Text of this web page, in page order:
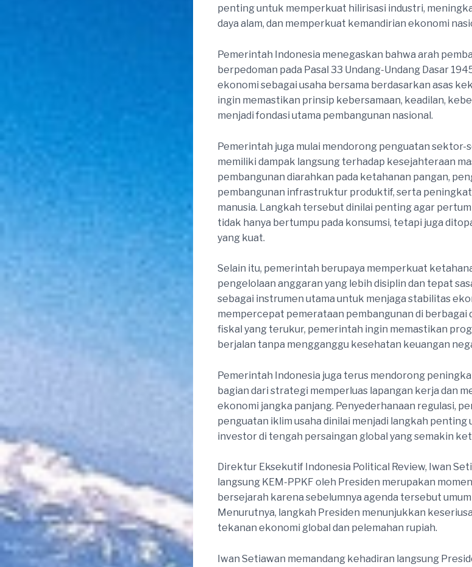
penting untuk memperkuat hilirisasi industri,
daya alam, dan memperkuat kemandirian ekonomi
Pemerintah Indonesia menegaskan bahwa arah
berpedoman pada Pasal 33 Undang-Undang Dasar
ekonomi sebagai usaha bersama berdasarkan asas
ingin memastikan prinsip kebersamaan, keadilan,
menjadi fondasi utama pembangunan nasional.
Pemerintah juga mulai mendorong penguatan
memiliki dampak langsung terhadap kesejahteraan
pembangunan diarahkan pada ketahanan pangan,
pembangunan infrastruktur produktif, serta
manusia. Langkah tersebut dinilai penting agar
tidak hanya bertumpu pada konsumsi, tetapi juga
yang kuat.
Selain itu, pemerintah berupaya memperkuat
pengelolaan anggaran yang lebih disiplin dan tepat
sebagai instrumen utama untuk menjaga stabilitas
mempercepat pemerataan pembangunan di berbagai
fiskal yang terukur, pemerintah ingin memastikan
berjalan tanpa mengganggu kesehatan keuangan
Pemerintah Indonesia juga terus mendorong
bagian dari strategi memperluas lapangan kerja dan
ekonomi jangka panjang. Penyederhanaan regulasi,
penguatan iklim usaha dinilai menjadi langkah
investor di tengah persaingan global yang semakin
Direktur Eksekutif Indonesia Political Review, Iwan
langsung KEM-PPKF oleh Presiden merupakan
bersejarah karena sebelumnya agenda tersebut
Menurutnya, langkah Presiden menunjukkan
tekanan ekonomi global dan pelemahan rupiah.
Iwan Setiawan memandang kehadiran langsung